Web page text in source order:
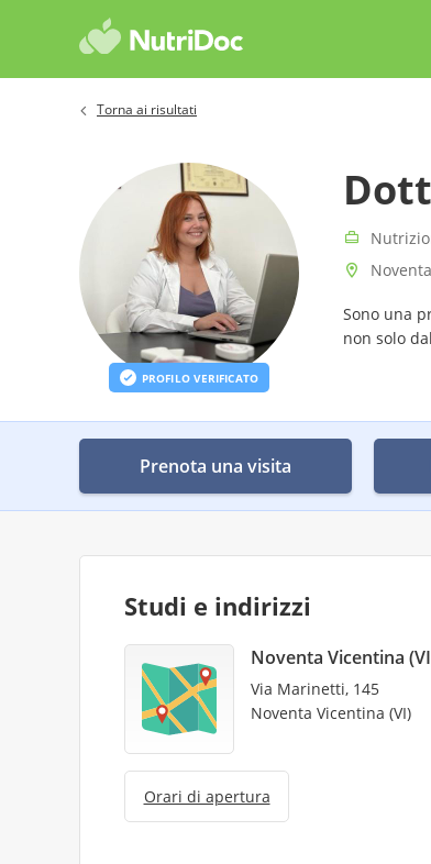
Torna ai risultati
PROFILO VERIFICATO
Sono una
non solo
Prenota una visita
Studi e indirizzi
Noventa Vicentina
Via Marinetti, 145
Noventa Vicentina (VI)
Orari di apertura